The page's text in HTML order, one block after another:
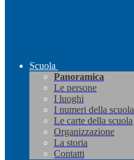
Scuola
Panoramica
Le persone
I luoghi
I numeri della scuola
Le carte della scuola
Organizzazione
La storia
Contatti